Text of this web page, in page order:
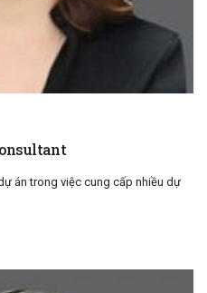
án trong việc cung cấp nhiều dự